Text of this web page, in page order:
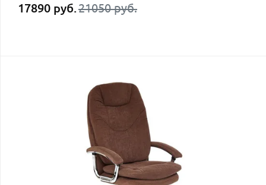
17890 руб.21050 руб.